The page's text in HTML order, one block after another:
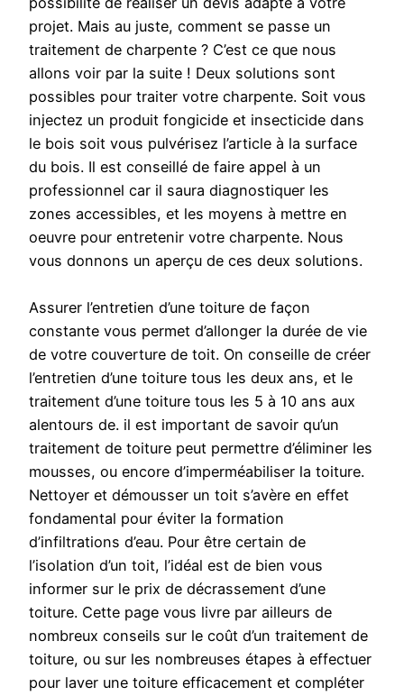
projet. Mais au juste, comment se passe un
traitement de charpente ? C’est ce que nous
allons voir par la suite ! Deux solutions sont
possibles pour traiter votre charpente. Soit vous
injectez un produit fongicide et insecticide dans
le bois soit vous pulvérisez l’article à la surface
du bois. Il est conseillé de faire appel à un
professionnel car il saura diagnostiquer les
zones accessibles, et les moyens à mettre en
oeuvre pour entretenir votre charpente. Nous
vous donnons un aperçu de ces deux solutions.
Assurer l’entretien d’une toiture de façon
constante vous permet d’allonger la durée de vie
de votre couverture de toit. On conseille de créer
l’entretien d’une toiture tous les deux ans, et le
traitement d’une toiture tous les 5 à 10 ans aux
alentours de. il est important de savoir qu’un
traitement de toiture peut permettre d’éliminer les
mousses, ou encore d’imperméabiliser la toiture.
Nettoyer et démousser un toit s’avère en effet
fondamental pour éviter la formation
d’infiltrations d’eau. Pour être certain de
l’isolation d’un toit, l’idéal est de bien vous
informer sur le prix de décrassement d’une
toiture. Cette page vous livre par ailleurs de
nombreux conseils sur le coût d’un traitement de
toiture, ou sur les nombreuses étapes à effectuer
pour laver une toiture efficacement et compléter